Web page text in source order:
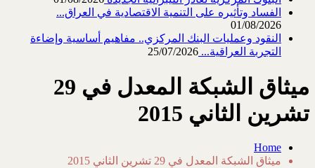
الفساد وتأثيره على التنمية الاقتصادية في العراق...
01/08/2026
النقود وعمليات البنك المركزي.. مفاهيم أساسية وإضاءة
التجربة العراقية... 25/07/2026
ميثاق الشبكة المعدل في 29
تشرين الثاني 2015
Home
ميثاق الشبكة المعدل في 29 تشرين الثاني 2015